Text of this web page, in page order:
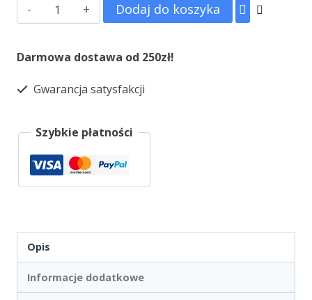
Dodaj do koszyka
Darmowa dostawa od 250zł!
Gwarancja satysfakcji
Szybkie płatności
Opis
Informacje dodatkowe